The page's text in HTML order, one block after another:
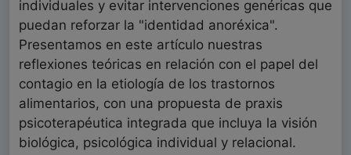
individuales y evitar intervenciones genéricas que
puedan reforzar la "identidad anoréxica".
Presentamos en este artículo nuestras
reflexiones teóricas en relación con el papel del
contagio en la etiología de los trastornos
alimentarios, con una propuesta de praxis
psicoterapéutica integrada que incluya la visión
biológica, psicológica individual y relacional.